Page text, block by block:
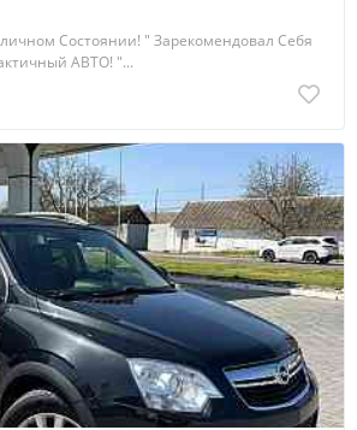
Состоянии! " Зарекомендовал Себя
АВТО! "...